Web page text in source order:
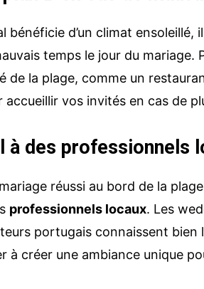
sur place :
et plus encore !
bénéficie d’un climat ensoleillé,
temps le jour du mariage.
de la plage, comme un
vos invités en cas de
à des professionnels
réussi au bord de la
professionnels locaux. Les
portugais connaissent bien
à créer une ambiance unique